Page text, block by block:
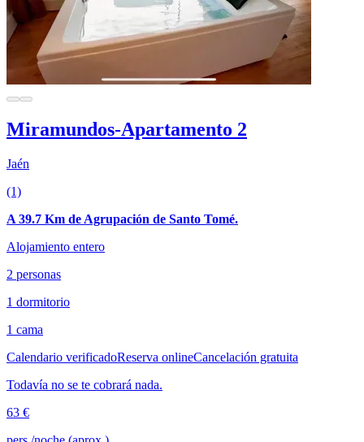
Miramundos-Apartamento 2
Jaén
(1)
A 39.7 Km de Agrupación de Santo Tomé.
Alojamiento entero
2 personas
1 dormitorio
1 cama
Calendario verificadoReserva onlineCancelación gratuita
Todavía no se te cobrará nada.
63 €